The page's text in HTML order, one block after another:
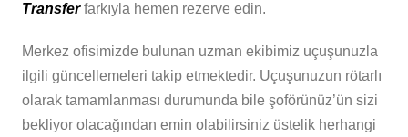
Transferfarkıyla hemen rezerve edin.
Merkez ofisimizde bulunan uzman ekibimiz uçuşunuzla
ilgili güncellemeleri takip etmektedir. Uçuşunuzun rötarlı
olarak tamamlanması durumunda bile şoförünüz’ün sizi
bekliyor olacağından emin olabilirsiniz üstelik herhangi